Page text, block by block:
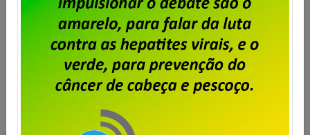
Campanha Salarial IplanRio –
Trabalhadores aprovam pauta de
reivindicações
Imprensaem